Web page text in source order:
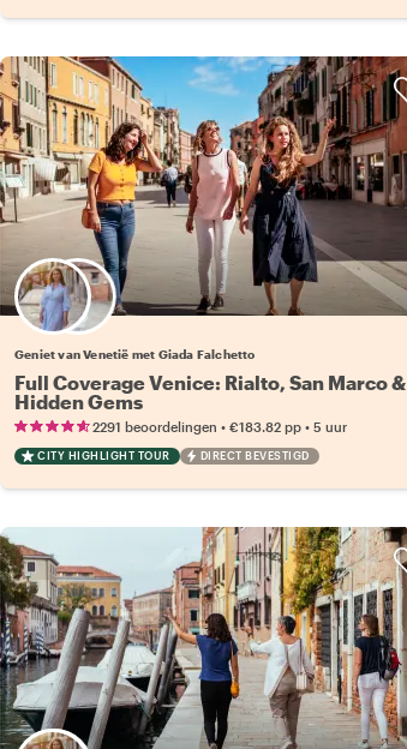
21 andere locals beschikbaar
Geniet van Venetië met Giada Falchetto
Full Coverage Venice: Rialto, San Marco &
Hidden Gems
2291 beoordelingen • €183.82 pp • 5 uur
CITY HIGHLIGHT TOUR DIRECT BEVESTIGD